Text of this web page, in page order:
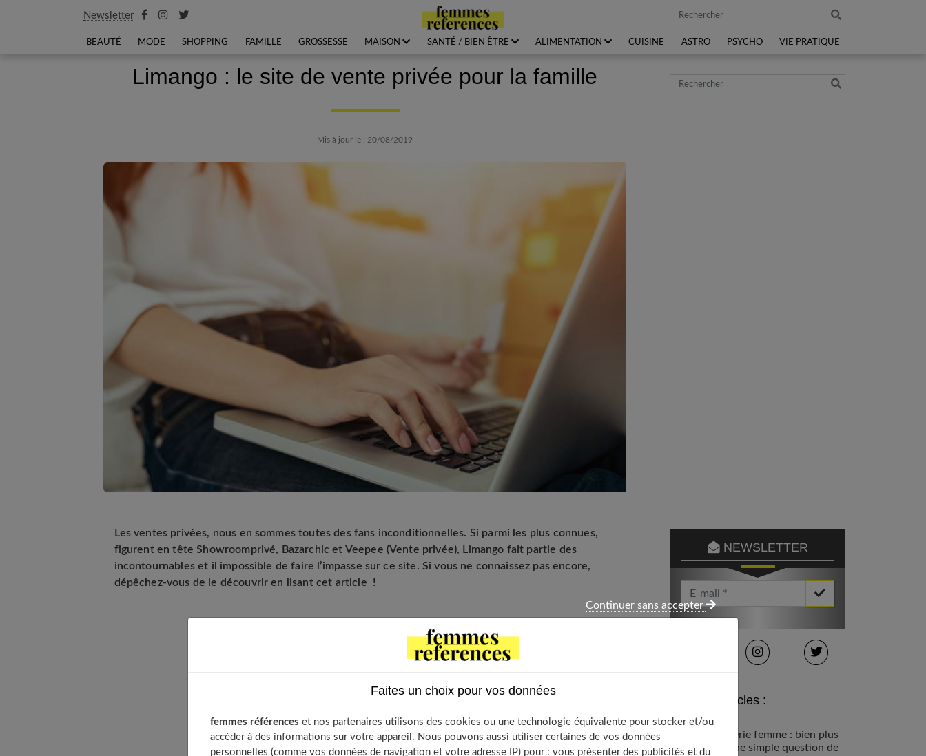
Newsletter Rechercher
BEAUTÉ MODE SHOPPING FAMILLE GROSSESSE MAISON SANTÉ / BIEN ÊTRE ALIMENTATION CUISINE ASTRO PSYCHO VIE PRATIQUE
Limango : le site de vente privée pour la famille
Mis à jour le : 20/08/2019
Les ventes privées, nous en sommes toutes des fans inconditionnelles. Si parmi les plus connues,
figurent en tête Showroomprivé, Bazarchic et Veepee (Vente privée), Limango fait partie des
incontournables et il impossible de faire l’impasse sur ce site. Si vous ne connaissez pas encore,
dépêchez-vous de le découvrir en lisant cet article !
Comment s’inscrire sur Limango ?
Quelles sont les principales marques que l’on retrouve sur Limango ?
Rechercher
NEWSLETTER
Votre Email *
Derniers articles :
Lingerie femme : bien plus
qu’une simple question de
Faites un choix pour vos données
femmes références et nos partenaires utilisons des cookies ou une technologie équivalente pour stocker et/ou
accéder à des informations sur votre appareil. Nous pouvons aussi utiliser certaines de vos données
personnelles (comme vos données de navigation et votre adresse IP) pour : vous présenter des publicités et du
Continuer sans accepter